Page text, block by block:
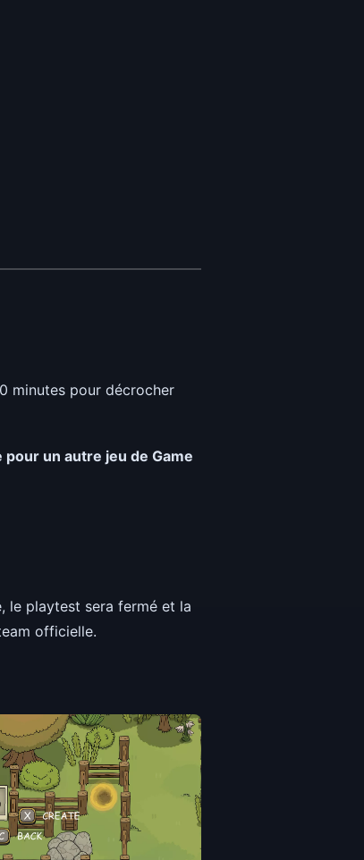
minutes pour décrocher
un autre jeu de Game
le playtest sera fermé et la
officielle.